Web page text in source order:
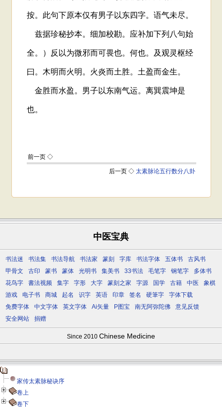
中医宝典
书法迷 书法集 书法导航 书法家 篆刻 字库 书法字体 五体书
古风书
甲骨文
古印 篆书 篆体 光明书 集美书 33书法 毛笔字 钢笔字
多体书
花鸟字
書法视频 集字 字形 大字 篆刻之家 字源 国学 古籍 中医
象棋
游戏
电子书 商城 起名 识字 英语 印章 签名 硬筆字
字体下载
免费字体
中文字体 英文字体 Ai矢量 P图宝 南无阿弥陀佛
意见反馈
安全网站
捐赠
Since 2010 Chinese Medicine
家传太素脉秘诀序
卷上
卷下